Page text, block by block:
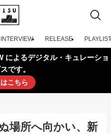
INTERVIEW RELEASE PLAYLIST
によるデジタル・キュレーショ
です。
こちら
場所へ向かい、新